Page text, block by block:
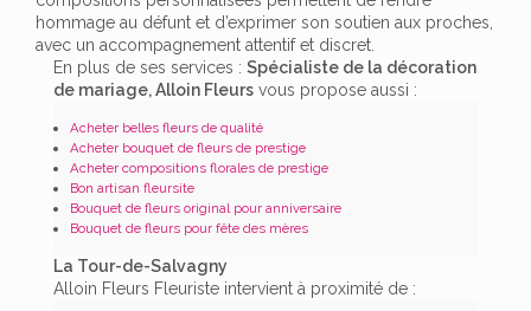
hommage au défunt et d’exprimer son soutien aux proches,
avec un accompagnement attentif et discret.
En plus de ses services : Spécialiste de la décoration
de mariage, Alloin Fleurs vous propose aussi :
Acheter belles fleurs de qualité
Acheter bouquet de fleurs de prestige
Acheter compositions florales de prestige
Bon artisan fleursite
Bouquet de fleurs original pour anniversaire
Bouquet de fleurs pour fête des mères
La Tour-de-Salvagny
Alloin Fleurs Fleuriste intervient à proximité de :